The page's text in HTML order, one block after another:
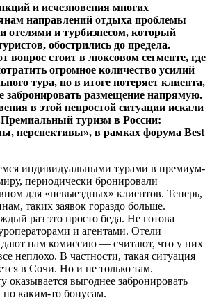
и исчезновения многих
направлений отдыха проблемы
отелями и турбизнесом, который
обострились до предела.
вопрос стоит в люксовом сегменте, где
огромное количество усилий
тура, но в итоге потеряет клиента,
забронировать размещение напрямую.
в этой непростой ситуации искали
туризм в России:
перспективы», в рамках форума Best
индивидуальными турами в премиум-
периодически бронировали
для «невыездных» клиентов. Теперь,
таких заявок гораздо больше.
раз это просто беда. Не готова
и агентами. Отели
дают нам комиссию — считают, что у них
неплохо. В частности, такая ситуация
в Сочи. Но и не только там.
оказывается выгоднее забронировать
каким-то бонусам.